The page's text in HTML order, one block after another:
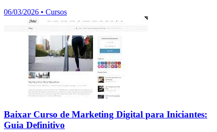
06/03/2026 • Cursos
Baixar Curso de Marketing Digital para Iniciantes:
Guia Definitivo